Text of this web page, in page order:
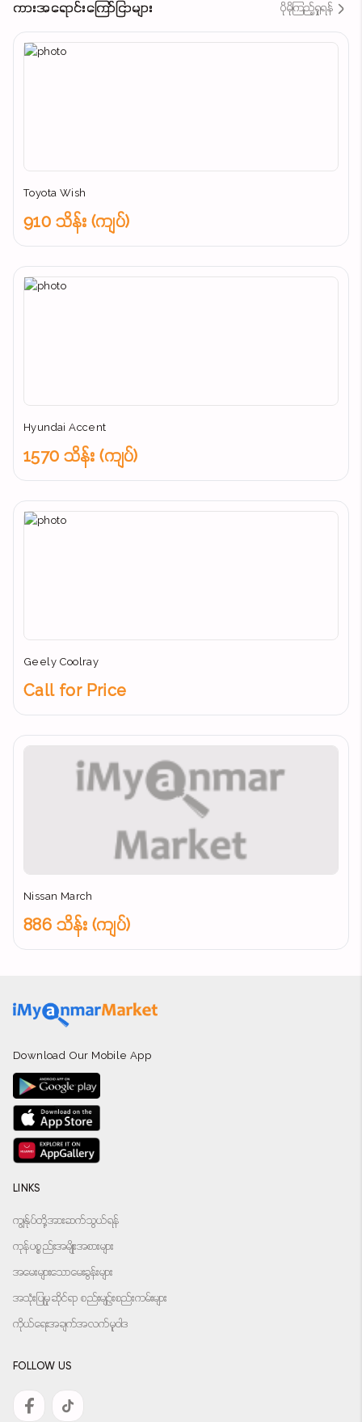
ကားအရောင်းကြော်ငြာများ ပိုမိုကြည့်ရှုရန်
Toyota Wish
910 သိန်း (ကျပ်)
Hyundai Accent
1570 သိန်း (ကျပ်)
Geely Coolray
Call for Price
Nissan March
886 သိန်း (ကျပ်)
Download Our Mobile App
LINKS
ကျွန်ုပ်တို့အားဆက်သွယ်ရန်
ကုန်ပစ္စည်းအမျိုးအစားများ
အမေးများသောမေးခွန်းများ
အသုံးပြုမှုဆိုင်ရာ စည်းမျဉ်းစည်းကမ်းများ
ကိုယ်ရေးအချက်အလက်မူဝါဒ
FOLLOW US